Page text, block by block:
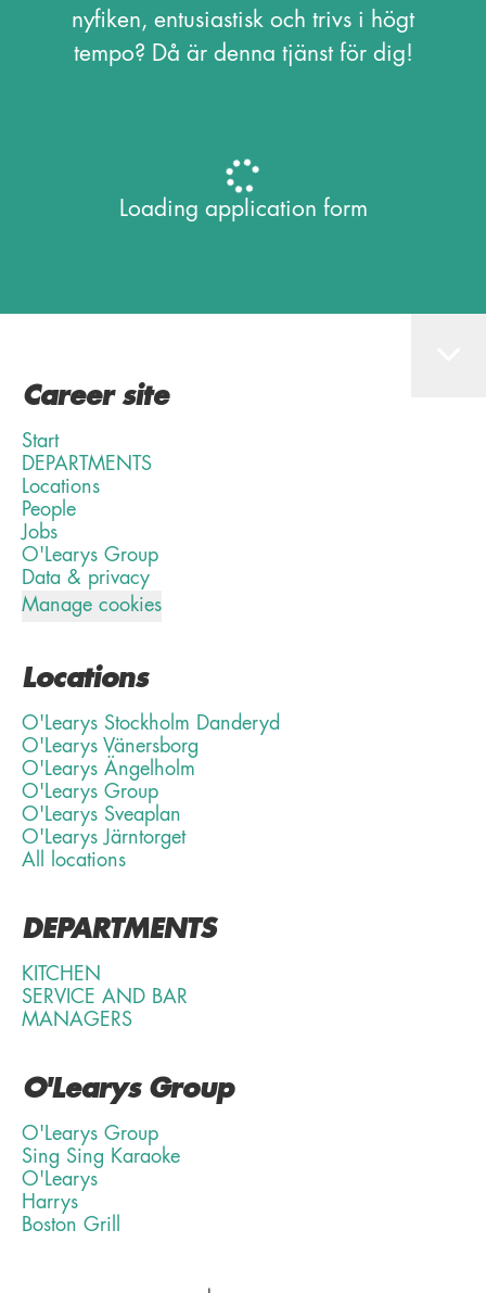
nyfiken, entusiastisk och trivs i högt
tempo? Då är denna tjänst för dig!
Loading application form
Career site
Start
DEPARTMENTS
Locations
People
Jobs
O'Learys Group
Data & privacy
Manage cookies
Locations
O'Learys Stockholm Danderyd
O'Learys Vänersborg
O'Learys Ängelholm
O'Learys Group
O'Learys Sveaplan
O'Learys Järntorget
All locations
DEPARTMENTS
KITCHEN
SERVICE AND BAR
MANAGERS
O'Learys Group
O'Learys Group
Sing Sing Karaoke
O'Learys
Harrys
Boston Grill